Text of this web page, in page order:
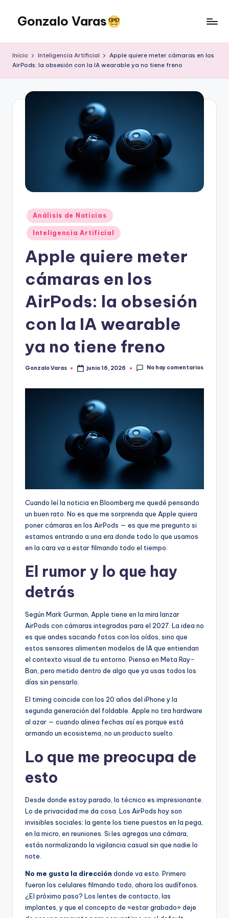
Saltar
contenido
Gonzalo Varas
que
suma
Inicio Inteligencia Artificial
Apple quiere meter cámaras en los
AirPods: la obsesión con la IA wearable ya no tiene freno
Publicado
en
Análisis de Noticias
Inteligencia Artificial
Apple quiere meter
cámaras en los
AirPods: la obsesión
con la IA wearable
ya no tiene freno
Publicado
Gonzalo Varas junio 16, 2026 No hay comentarios
Cuando leí la noticia en Bloomberg me quedé pensando
un buen rato. No es que me sorprenda que Apple quiera
poner cámaras en los AirPods — es que me pregunto si
estamos entrando a una era donde todo lo que usamos
en la cara va a estar filmando todo el tiempo.
El rumor y lo que hay
detrás
Según Mark Gurman, Apple tiene en la mira lanzar
AirPods con cámaras integradas para el 2027. La idea no
es que andes sacando fotos con los oídos, sino que
estos sensores alimenten modelos de IA que entiendan
el contexto visual de tu entorno. Piensa en Meta Ray-
Ban, pero metido dentro de algo que ya usas todos los
días sin pensarlo.
El timing coincide con los 20 años del iPhone y la
segunda generación del foldable. Apple no tira hardware
al azar — cuando alinea fechas así es porque está
armando un ecosistema, no un producto suelto.
Lo que me preocupa de
esto
Desde donde estoy parado, lo técnico es impresionante.
Lo de privacidad me da cosa. Los AirPods hoy son
invisibles sociales: la gente los tiene puestos en la pega,
en la micro, en reuniones. Si les agregas una cámara,
estás normalizando la vigilancia casual sin que nadie lo
note.
No me gusta la dirección donde va esto. Primero
fueron los celulares filmando todo, ahora los audífonos.
¿El próximo paso? Los lentes de contacto, las
implantes, y que el concepto de «estar grabado» deje